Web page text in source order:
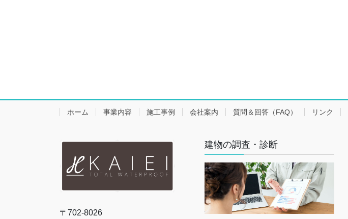
ホーム 事業内容 施工事例 会社案内 質問＆回答（FAQ） リンク
〒702-8026
建物の調査・診断